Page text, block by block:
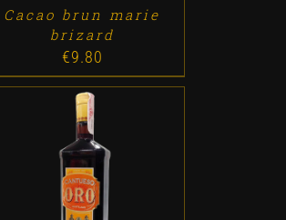
Cacao brun marie
brizard
€9.80
ADD TO CART /